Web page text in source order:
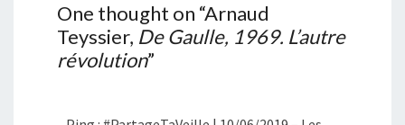
One thought on “Arnaud
Teyssier, De Gaulle, 1969. L’autre
révolution”